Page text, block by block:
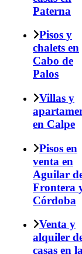
Paterna
Pisos y
chalets en
Cabo de
Palos
Villas y
en Calpe
Pisos en
venta en
Aguilar
Frontera
Córdoba
Venta y
alquiler
casas en